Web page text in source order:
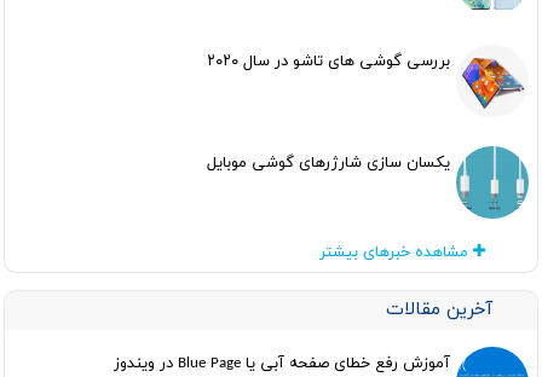
بررسی گوشی های تاشو در سال ۲۰۲۰
یکسان سازی شارژرهای گوشی موبایل
مشاهده خبرهای بیشتر
آخرین مقالات
آموزش رفع خطای صفحه آبی یا Blue Page در ویندوز